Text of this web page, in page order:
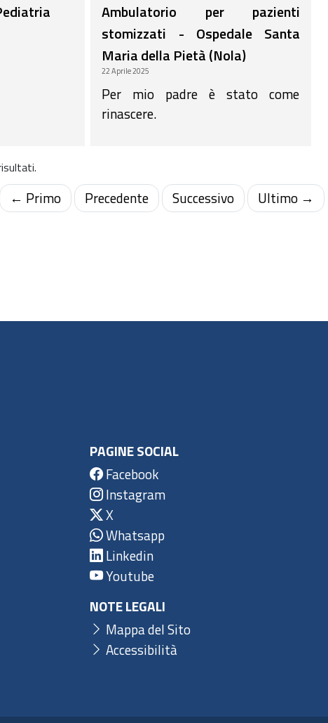
Ambulatorio per pazienti
stomizzati - Ospedale Santa
Maria della Pietà (Nola)
22 Aprile 2025
Per mio padre è stato come
rinascere.
← Primo Precedente Successivo Ultimo →
PAGINE SOCIAL
Facebook
Instagram
X
Whatsapp
Linkedin
Youtube
NOTE LEGALI
Mappa del Sito
Accessibilità